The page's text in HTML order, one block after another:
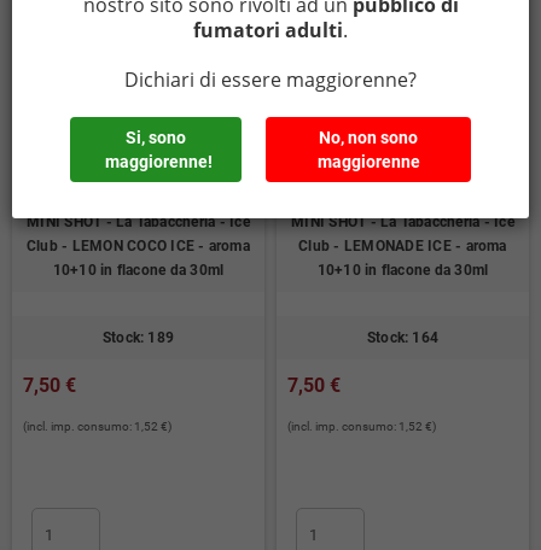
MINI SHOT - La Tabaccheria - Ice
Club - LEMON COCO ICE - aroma
10+10 in flacone da 30ml
Stock: 189
7,50 €
(incl. imp. consumo: 1,52 €)
MINI SHOT - La Tabaccheria - Ice
Club - LEMONADE ICE - aroma
10+10 in flacone da 30ml
Stock: 164
7,50 €
(incl. imp. consumo: 1,52 €)
fumatori adulti.
Dichiari di essere maggiorenne?
Si, sono
maggiorenne!
No, non sono
maggiorenne